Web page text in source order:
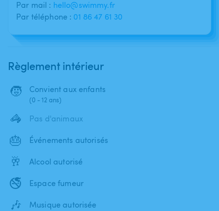
Par mail : hello@swimmy.fr
Par téléphone : 01 86 47 61 30
Règlement intérieur
🧒 Convient aux enfants
(0 - 12 ans)
🦓 Pas d'animaux
🎂 Événements autorisés
🥂 Alcool autorisé
🚭 Espace fumeur
🎶 Musique autorisée